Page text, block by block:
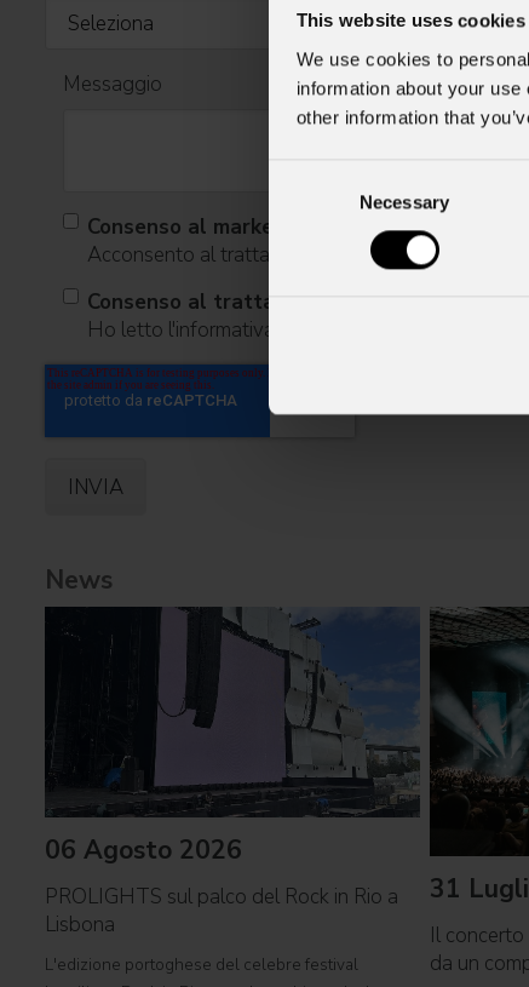
This website uses cookies
We use cookies to
information about your
other information that
Necessary
Messaggio
Consenso al marketing
Acconsento al trattamento dei dati per ricevere
Consenso al trattamento dei dati personali
Ho letto l'informativa ai sensi dell'art. 13 del
News
06 Agosto 2026
PROLIGHTS sul palco del Rock in Rio a
Lisbona
L'edizione portoghese del celebre festival
31
Il
da un